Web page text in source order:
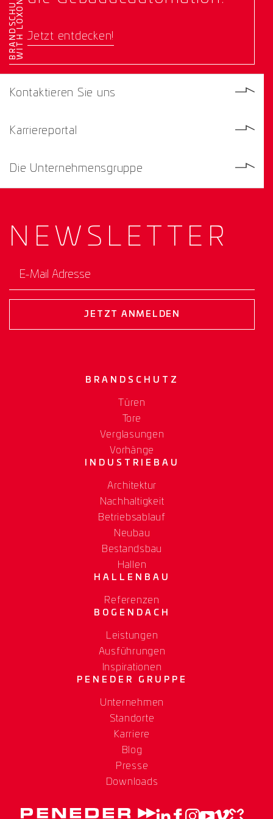
E Jetzt entdecken!
Kontaktieren Sie uns
Karriereportal
Die Unternehmensgruppe
NEWS­ LETTER
E-Mail Adresse
JETZT ANMELDEN
BRANDSCHUTZ
Türen
Tore
Verglasungen
Vorhänge
INDUSTRIEBAU
Architektur
Nachhaltigkeit
Betriebsablauf
Neubau
Bestandsbau
Hallen
HALLENBAU
Referenzen
BOGENDACH
Leistungen
Ausführungen
Inspirationen
PENEDER GRUPPE
Unternehmen
Standorte
Karriere
Blog
Presse
Downloads